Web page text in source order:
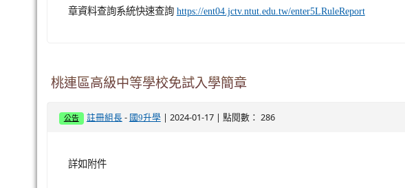
章資料查詢系統快速查詢 https://ent04.jctv.ntut.edu.tw/enter5LRuleReport
桃連區高級中等學校免試入學簡章
公告 註冊組長- 國9升學| 2024-01-17 | 點閱數： 286
詳如附件